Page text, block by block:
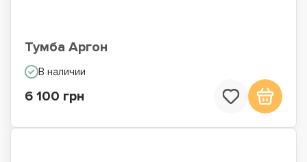
Тумба Аргон
В наличии
6 100 грн